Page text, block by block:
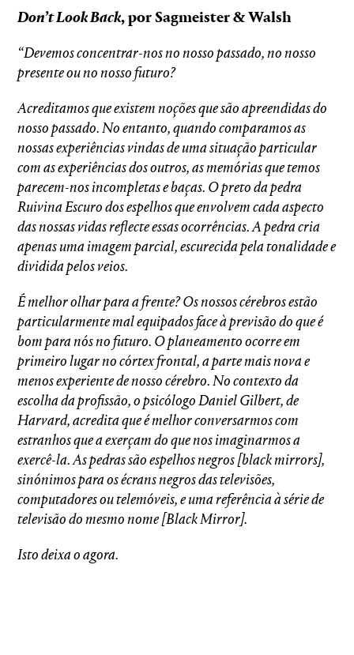
Don’t Look Back, por Sagmeister & Walsh
“Devemos concentrar-nos no nosso passado,no nosso
presente ouno nossofuturo?
Acreditamos que existem noções que são apreendidas do
nosso passado. No entanto, quando comparamos as
nossas experiênciasvindasde uma situação particular
com as experiências dos outros, as memóriasque temos
parecem-nos incompletas e baças. O preto da pedra
Ruivina Escuro dos espelhos que envolvem cada aspecto
das nossas vidas reflecte essas ocorrências. A pedra cria
apenas uma imagem parcial, escurecida pela tonalidade e
dividida pelos veios.
É melhor olhar para a frente? Os nossos cérebros estão
particularmente mal equipados face à previsão do que é
bom para nós no futuro. O planeamento ocorre em
primeiro lugar no córtex frontal, a parte mais nova e
menos experiente de nosso cérebro. No contexto da
escolha da profissão, o psicólogo Daniel Gilbert, de
Harvard, acredita que é melhor conversarmos com
estranhos que a exerçam do que nos imaginarmos a
exercê-la. As pedras são espelhos negros [black mirrors],
sinónimos para os écrans negros das televisões,
computadores ou telemóveis, e uma referência à série de
televisão do mesmo nome [Black Mirror].
Isto deixa o agora.